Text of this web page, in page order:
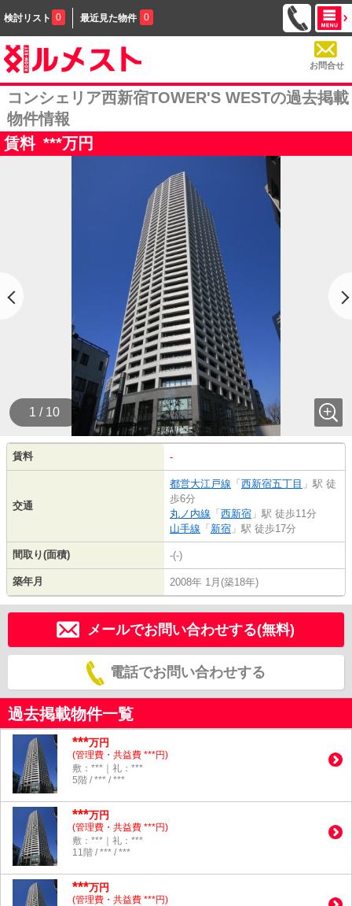
検討リスト 0 最近見た物件 0
お問合せ
コンシェリア西新宿TOWER'S WESTの過去掲載
物件情報
賃料 ***万円
1 / 10
賃料 -
交通
都営大江戸線 「 西新宿五丁目 」駅 徒
歩6分
丸ノ内線 「 西新宿 」駅 徒歩11分
山手線 「 新宿 」駅 徒歩17分
間取り(面積) -(-)
築年月 2008年 1月(築18年)
メールでお問い合わせする(無料)
電話でお問い合わせする
過去掲載物件一覧
***万円
(管理費・共益費 ***円)
敷：***｜礼：***
5階 / *** / ***
***万円
(管理費・共益費 ***円)
敷：***｜礼：***
11階 / *** / ***
***万円
(管理費・共益費 ***円)